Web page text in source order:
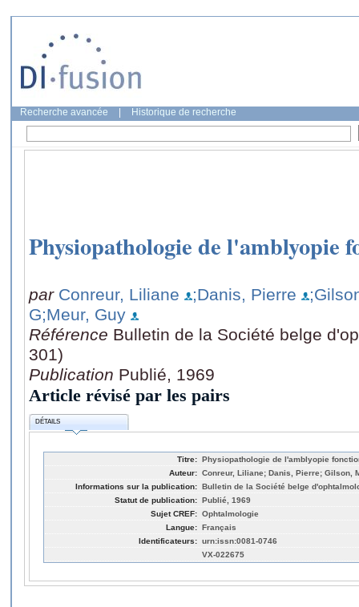
Recherche avancée Historique de recherche
Physiopathologie de l'amblyopie
par Conreur, Liliane ;Danis, Pierre
G;Meur, Guy
Référence Bulletin de la Société belge
301)
Publication Publié, 1969
Article révisé par les pairs
DÉTAILS
Titre: Physiopathologie de l'amblyopie
Auteur: Conreur, Liliane; Danis, Pierre; Gilson,
Informations sur la publication: Bulletin de la Société belge
Statut de publication: Publié, 1969
Sujet CREF: Ophtalmologie
Langue: Français
Identificateurs: urn:issn:0081-0746
VX-022675